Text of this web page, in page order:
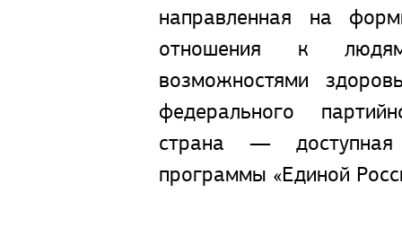
направленная на
отношения к
возможностями
федерального
страна —
программы «Единой